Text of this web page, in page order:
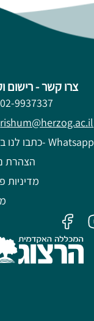
צרו קשר - רישום
02-9937337
rishum@herzog.ac.il
כתבו לנו ב- Whatsapp
הצהרת
מדיניות